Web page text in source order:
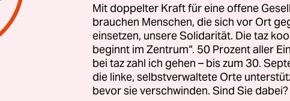
gewesen sein. Ein Korruptionsskandal hat dem
gerade noch gefehlt.
über die Entrauchungsanlage erscheint da in
Hatte der Technikchef fachliche Argumente für
komplette Neuplanung, oder dachte er nur an
Mit doppelter Kraft für eine offene
brauchen Menschen, die sich vor Ort
einsetzen, unsere Solidarität. Die taz
beginnt im Zentrum“. 50 Prozent aller
bei taz zahl ich gehen – bis zum 30.
die linke, selbstverwaltete Orte
bevor sie verschwinden. Sind Sie dabei?